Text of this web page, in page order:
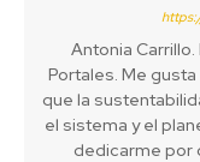
Antonia
Portales. Me
que la
el sistema y el
dedicarme por